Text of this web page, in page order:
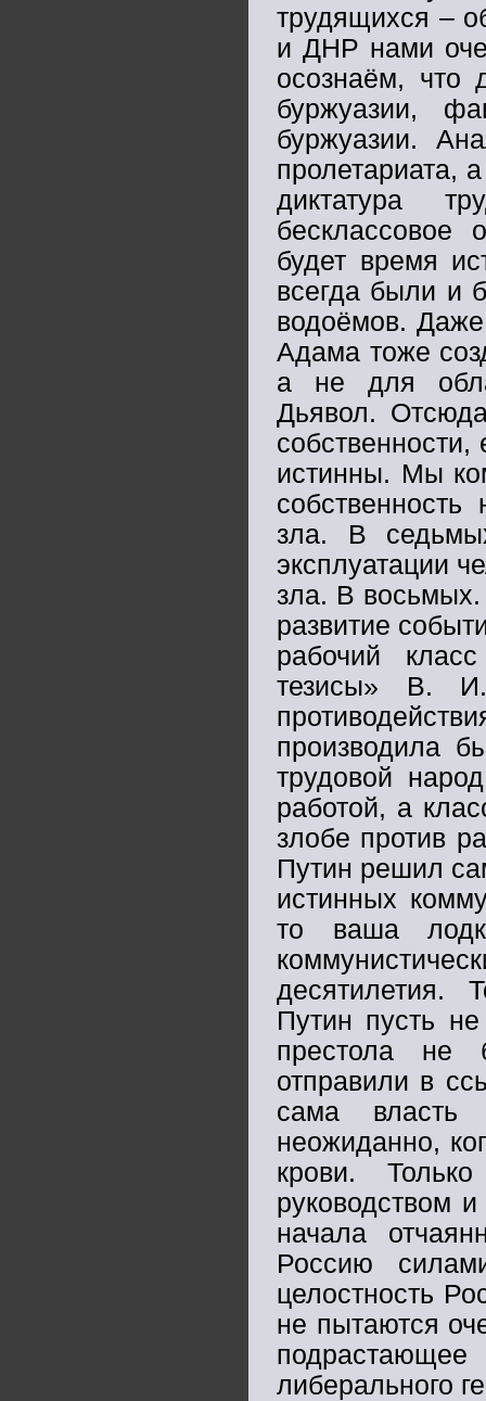
трудящихся –
и ДНР нами
осознаём, что
буржуазии,
буржуазии.
пролетариата,
диктатура
бесклассовое
будет время
всегда были и
водоёмов.
Адама тоже
а не для
Дьявол.
истинны. Мы
зла. В
эксплуатации
зла. В
развитие
рабочий
тезисы» В.
производила
трудовой
работой, а
злобе против
Путин решил
истинных
то ваша
десятилетия.
Путин пусть
престола не
отправили в
сама власть
неожиданно,
крови.
руководством
начала
Россию
целостность
не пытаются
либерального